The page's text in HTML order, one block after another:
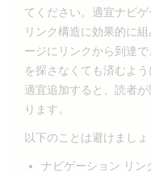
てください。適宜ナビ
リンク構造に効果的に
ージにリンクから到達
を探さなくても済むよ
適宜追加すると、読者
ります。
以下のことは避けましょ
ナビゲーション リン